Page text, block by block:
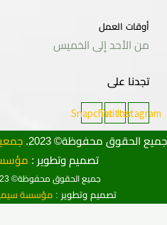
أوقات العمل
من الأحد إلى الخميس
تجدنا على
Twitter
Snapchat
الحقوق محفوظة© 2023.
جمعية
تصميم وتطوير :مؤسسة
جميع الحقوق محفوظة© 2023.
تصميم وتطوير :مؤسسة سيميا